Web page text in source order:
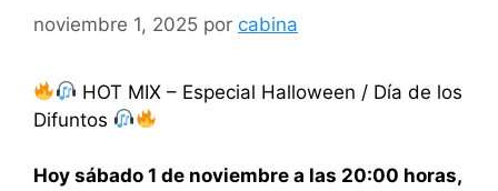
noviembre 1, 2025 por cabina
HOT MIX – Especial Halloween / Día de los
Difuntos
Hoy sábado 1 de noviembre a las 20:00 horas,